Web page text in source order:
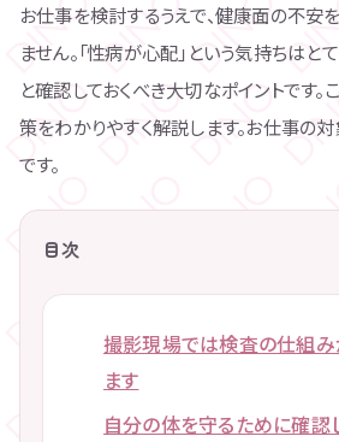
お仕事を検討するうえで、健康面の不安
ません。「性病が心配」という気持ちはと
と確認しておくべき大切なポイントです
策をわかりやすく解説します。お仕事の
です。
目次
撮影現場では検査の仕組
ます
自分の体を守るために確認